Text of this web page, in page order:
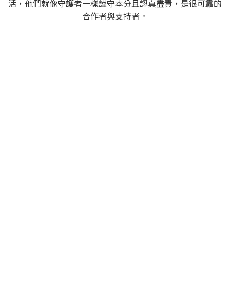
活，他們就像守護者一樣謹守本分且認真盡責，是很可靠的
合作者與支持者。